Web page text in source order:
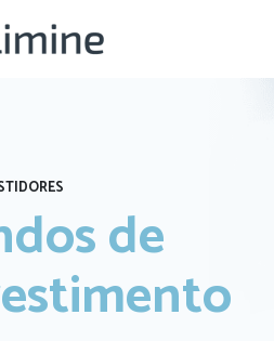
de